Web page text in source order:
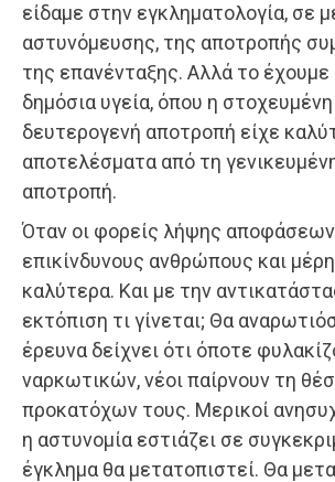
είδαμε στην εγκληματολογία, σε
αστυνόμευσης, της αποτροπής
της επανένταξης. Αλλά το έχουμε
δημόσια υγεία, όπου η στοχευμένη
δευτερογενή αποτροπή είχε
αποτελέσματα από τη
αποτροπή.
Όταν οι φορείς λήψης
επικίνδυνους ανθρώπους και
καλύτερα. Και με την
εκτόπιση τι γίνεται; Θα
έρευνα δείχνει ότι όποτε
ναρκωτικών, νέοι παίρνουν τη
προκατόχων τους. Μερικοί
η αστυνομία εστιάζει σε
έγκλημα θα μετατοπιστεί. Θα